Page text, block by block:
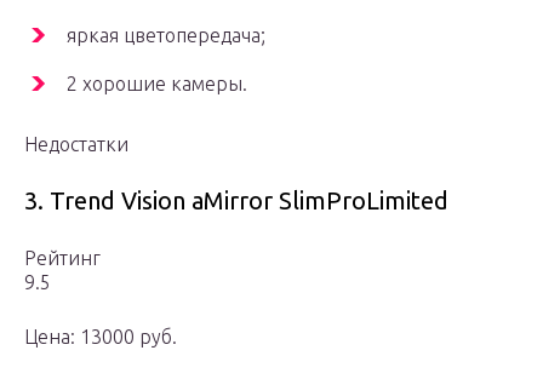
яркая цветопередача;
2 хорошие камеры.
Недостатки
3. Trend Vision aMirror SlimProLimited
Рейтинг
9.5
Цена: 13000 руб.